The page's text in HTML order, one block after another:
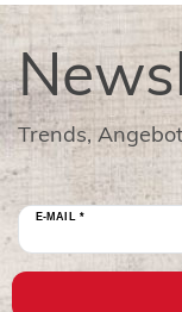
Trends,
E-MAIL *